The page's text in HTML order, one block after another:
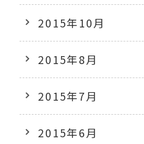
2015年10月
2015年8月
2015年7月
2015年6月